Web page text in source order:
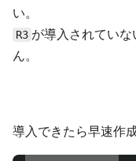
い。
R3 が導入されてい
ん。
導入できたら早速作